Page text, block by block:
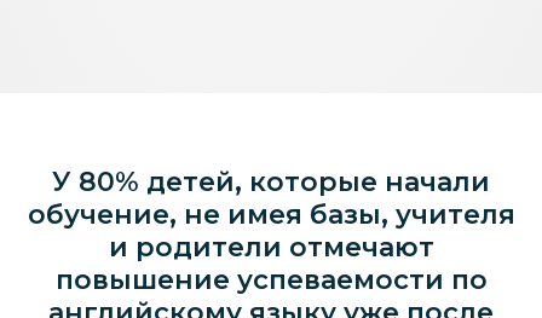
У 80% детей, которые начали
обучение, не имея базы, учителя
и родители отмечают
повышение успеваемости по